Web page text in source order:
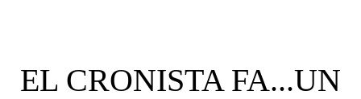
EL CRONISTA FA...UN